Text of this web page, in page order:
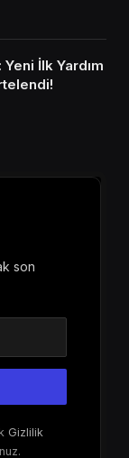
İlk Yardım
son
Gizlilik